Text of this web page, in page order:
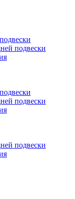
подвески
подвески
подвески